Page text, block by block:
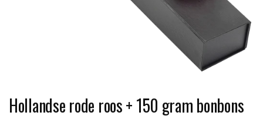
Hollandse rode roos + 150 gram bonbons